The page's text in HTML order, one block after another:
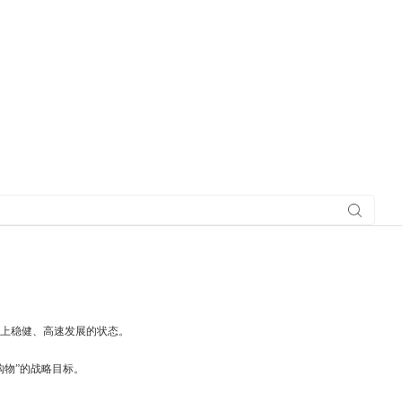
搜索社
稳健、高速发展的状态。
”的战略目标。